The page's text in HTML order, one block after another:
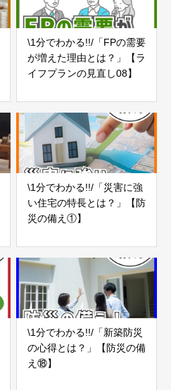
\1分でわかる!!/「FPの需要
が増えた理由とは？」【ラ
イフプランの見直し08】
\1分でわかる!!/「災害に強
い住宅の特長とは？」【防
災の備え①】
\1分でわかる!!/「新築防災
の心得とは？」【防災の備
え⑱】